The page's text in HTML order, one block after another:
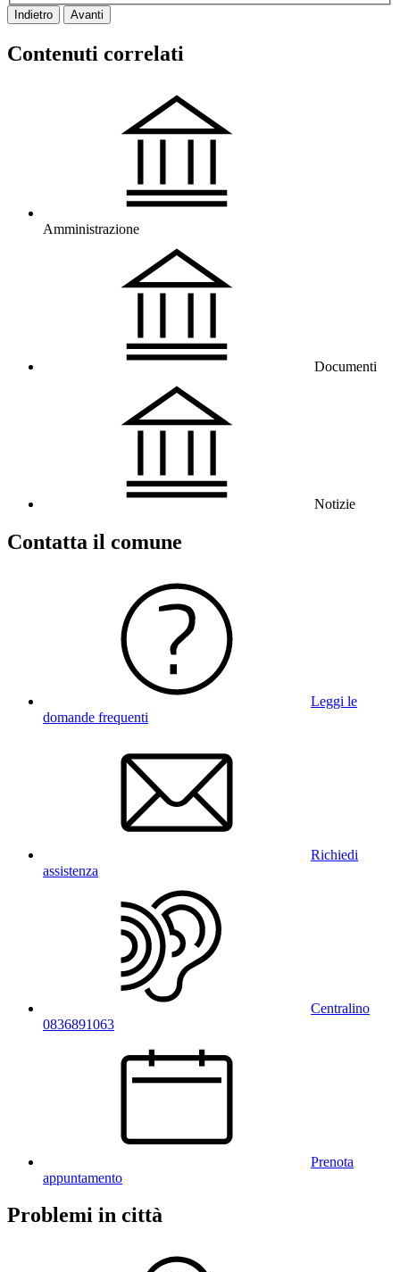
Indietro Avanti
Contenuti correlati
Amministrazione
Documenti
Notizie
Contatta il comune
Leggi le
domande frequenti
Richiedi
assistenza
Centralino
0836891063
Prenota
appuntamento
Problemi in città